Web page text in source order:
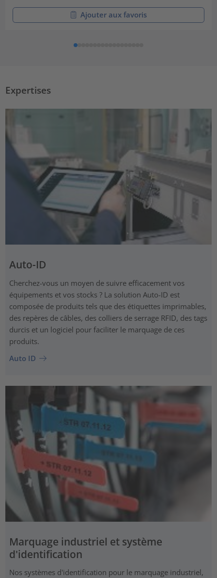
Ajouter aux favoris
Expertises
Auto-ID
Cherchez-vous un moyen de suivre efficacement vos
équipements et vos stocks ? La solution Auto-ID est
composée de produits tels que des étiquettes imprimables,
des repères de câbles, des colliers de serrage RFID, des tags
durcis et un logiciel pour faciliter le marquage de ces
produits.
Auto ID
Marquage industriel et système
d'identification
Nos systèmes d'identification pour le marquage industriel,